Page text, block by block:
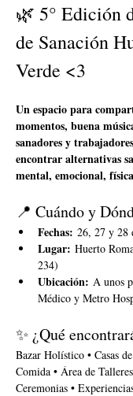
🌿 5° Edición
de Sanación
Verde <3
Un espacio para
momentos, buena
sanadores y
encontrar alternativas
mental, emocional,
📍 Cuándo y
Fechas: 26, 27 y 28
Lugar: Huerto
234)
Ubicación: A unos
Médico y Metro
✨ ¿Qué
Bazar Holístico • Casas
Comida • Área de
Ceremonias •